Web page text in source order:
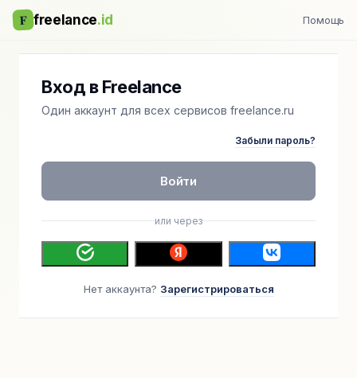
F freelance.id Помощь
Вход в Freelance
Один аккаунт для всех сервисов freelance.ru
Забыли пароль?
Войти
или через
Нет аккаунта? Зарегистрироваться